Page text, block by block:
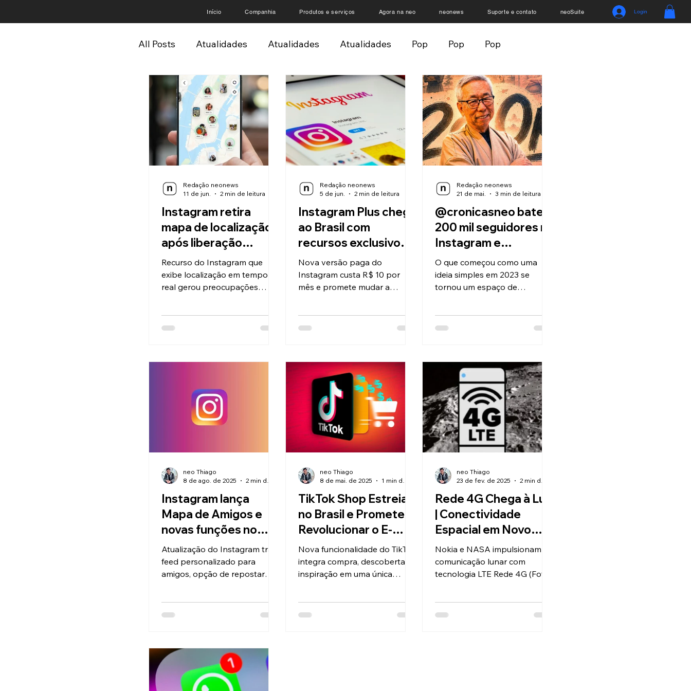
Início Companhia Produtos e serviços Agora na neo neonews Suporte e contato neoSuite Login
All Posts Atualidades Atualidades Atualidades Pop Pop Pop
Crônicas Crônicas Crônicas Negócios Negócios Negócios Mistérios
Mistérios Mistérios Críticas Críticas Críticas Artigos neoDocs
neoDocs neoDrops neoDrops Gamer neo
Instagram retira
mapa de localização
após liberação
acidental no Brasil
Recurso do Instagram que
exibe localização em tempo
real gerou preocupações
Redação neonews
11 de jun.
2 min de leitura
Instagram Plus chega
ao Brasil com
recursos exclusivos e
stories de até 48
horas
Nova versão paga do
Instagram custa R$ 10 por
mês e promete mudar a
Redação neonews
5 de jun.
2 min de leitura
@cronicasneo bate
200 mil seguidores no
Instagram e
transforma palavras
em conexão real
O que começou como uma
ideia simples em 2023 se
tornou um espaço de
Instagram
Redação neonews
21 de mai.
3 min de leitura
Instagram lança
Mapa de Amigos e
novas funções no
Reels para aumentar
interação entre
usuários
Atualização do Instagram traz
feed personalizado para
amigos, opção de repostar
controle de privacidade.
neo Thiago
8 de ago. de 2025
2 min de leitura
TikTok Shop Estreia
no Brasil e Promete
Revolucionar o E-
commerce com
Vídeos e Lives
Nova funcionalidade do TikTok
integra compra, descoberta e
inspiração em uma única
neo Thiago
8 de mai. de 2025
1 min de leitura
Rede 4G Chega à Lua
| Conectividade
Espacial em Novo
Marco Tecnológico
Nokia e NASA impulsionam
comunicação lunar com
tecnologia LTE Rede 4G (Foto:
neo Thiago
23 de fev. de 2025
2 min de leitura